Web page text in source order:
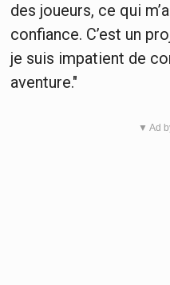
des joueurs, ce qui
confiance. C’est un
je suis impatient de
aventure."
▼ Ad